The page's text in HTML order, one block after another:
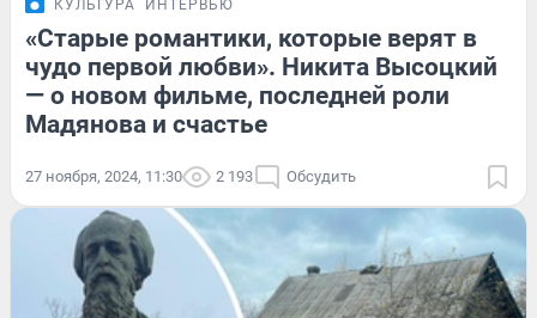
КУЛЬТУРА ИНТЕРВЬЮ
«Старые романтики, которые верят в
чудо первой любви». Никита Высоцкий
— о новом фильме, последней роли
Мадянова и счастье
27 ноября, 2024, 11:30 2 193 Обсудить